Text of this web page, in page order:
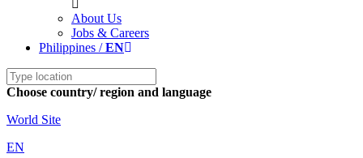
About Us
Jobs & Careers
Philippines /EN
Choose country/ region and language
World Site
EN